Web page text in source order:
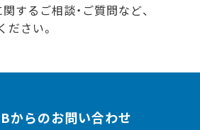
するご相談・ご質問など、
さい。
からのお問い合わせ